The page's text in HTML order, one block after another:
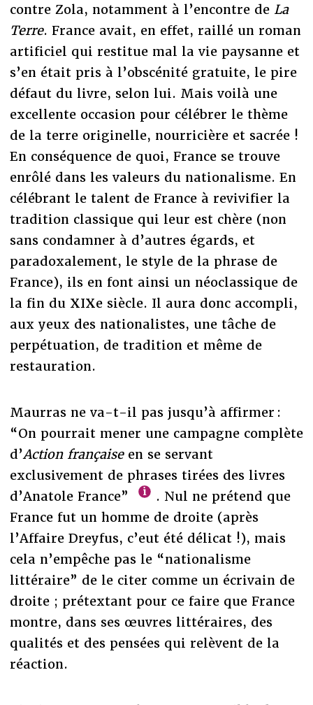
contre Zola, notamment à l’encontre de La
Terre. France avait, en effet, raillé un roman
artificiel qui restitue mal la vie paysanne et
s’en était pris à l’obscénité gratuite, le pire
défaut du livre, selon lui. Mais voilà une
excellente occasion pour célébrer le thème
de la terre originelle, nourricière et sacrée !
En conséquence de quoi, France se trouve
enrôlé dans les valeurs du nationalisme. En
célébrant le talent de France à revivifier la
tradition classique qui leur est chère (non
sans condamner à d’autres égards, et
paradoxalement, le style de la phrase de
France), ils en font ainsi un néoclassique de
la fin du XIXe siècle. Il aura donc accompli,
aux yeux des nationalistes, une tâche de
perpétuation, de tradition et même de
restauration.
Maurras ne va-t-il pas jusqu’à affirmer :
“On pourrait mener une campagne complète
d’Action françaiseen se servant
exclusivement de phrases tirées des livres
d’Anatole France”
. Nul ne prétend que
France fut un homme de droite (après
l’Affaire Dreyfus, c’eut été délicat !), mais
cela n’empêche pas le “nationalisme
littéraire” de le citer comme un écrivain de
droite ; prétextant pour ce faire que France
montre, dans ses œuvres littéraires, des
qualités et des pensées qui relèvent de la
réaction.